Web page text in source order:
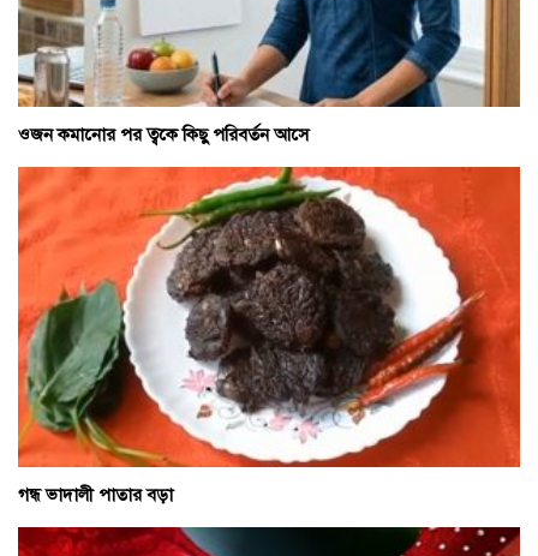
ওজন কমানোর পর ত্বকে কিছু পরিবর্তন আসে
গন্ধ ভাদালী পাতার বড়া